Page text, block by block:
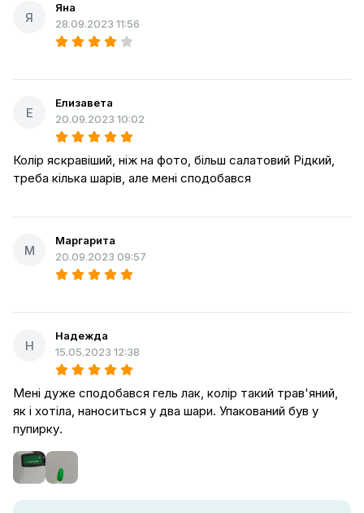
Я
Яна
28.09.2023 11:56
Е
Елизавета
20.09.2023 10:02
Колір яскравіший, ніж на фото, більш салатовий Рідкий,
треба кілька шарів, але мені сподобався
М
Маргарита
20.09.2023 09:57
Н
Надежда
15.05.2023 12:38
Мені дуже сподобався гель лак, колір такий трав'яний,
як і хотіла, наноситься у два шари. Упакований був у
пупирку.